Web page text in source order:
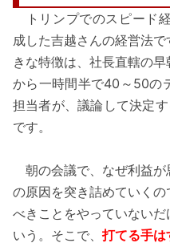
トリンプでのスピード
成した吉越さんの経営法
きな特徴は、社長直轄の
から一時間半で40～50の
担当者が、議論して決定
です。
朝の会議で、なぜ利益が
の原因を突き詰めていく
べきことをやっていない
いう。そこで、打てる手は